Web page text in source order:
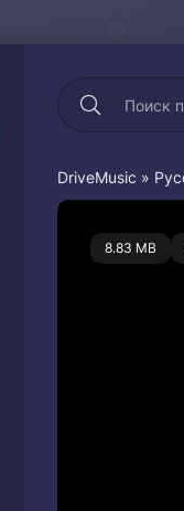
DriveMusic »
8.83 MB
0